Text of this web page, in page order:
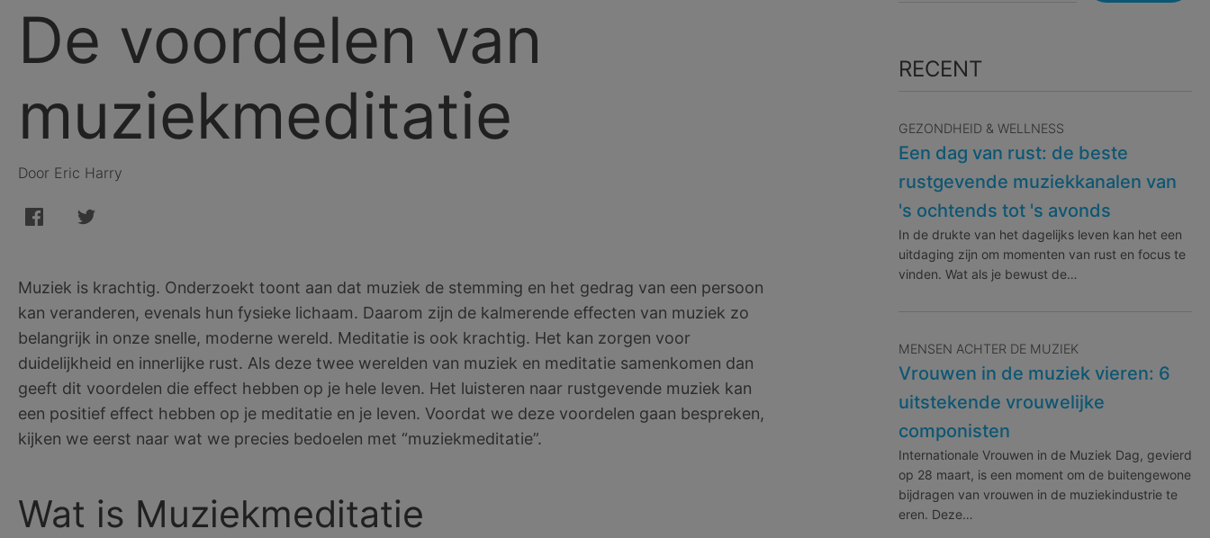
De voordelen van
muziekmeditatie
Door Eric Harry
Muziek is krachtig. Onderzoekt toont aan dat muziek de stemming en het gedrag van een persoon
kan veranderen, evenals hun fysieke lichaam. Daarom zijn de kalmerende effecten van muziek zo
belangrijk in onze snelle, moderne wereld. Meditatie is ook krachtig. Het kan zorgen voor
duidelijkheid en innerlijke rust. Als deze twee werelden van muziek en meditatie samenkomen dan
geeft dit voordelen die effect hebben op je hele leven. Het luisteren naar rustgevende muziek kan
een positief effect hebben op je meditatie en je leven. Voordat we deze voordelen gaan bespreken,
kijken we eerst naar wat we precies bedoelen met “muziekmeditatie”.
Wat is Muziekmeditatie
RECENT
GEZONDHEID & WELLNESS
Een dag van rust: de beste
rustgevende muziekkanalen van
's ochtends tot 's avonds
In de drukte van het dagelijks leven kan het een
uitdaging zijn om momenten van rust en focus te
vinden. Wat als je bewust de…
MENSEN ACHTER DE MUZIEK
Vrouwen in de muziek vieren: 6
uitstekende vrouwelijke
componisten
Internationale Vrouwen in de Muziek Dag, gevierd
op 28 maart, is een moment om de buitengewone
bijdragen van vrouwen in de muziekindustrie te
eren. Deze…